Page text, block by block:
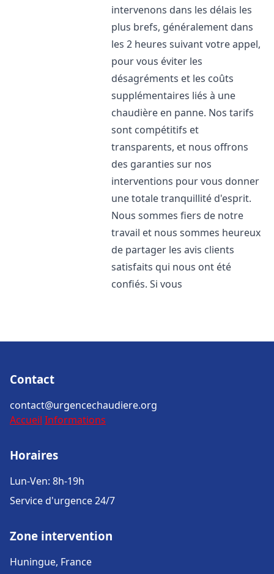
intervenons dans les délais les
plus brefs, généralement dans
les 2 heures suivant votre appel,
pour vous éviter les
désagréments et les coûts
supplémentaires liés à une
chaudière en panne. Nos tarifs
sont compétitifs et
transparents, et nous offrons
des garanties sur nos
interventions pour vous donner
une totale tranquillité d'esprit.
Nous sommes fiers de notre
travail et nous sommes heureux
de partager les avis clients
satisfaits qui nous ont été
confiés. Si vous
Contact
contact@urgencechaudiere.org
Accueil Informations
Horaires
Lun-Ven: 8h-19h
Service d'urgence 24/7
Zone intervention
Huningue, France